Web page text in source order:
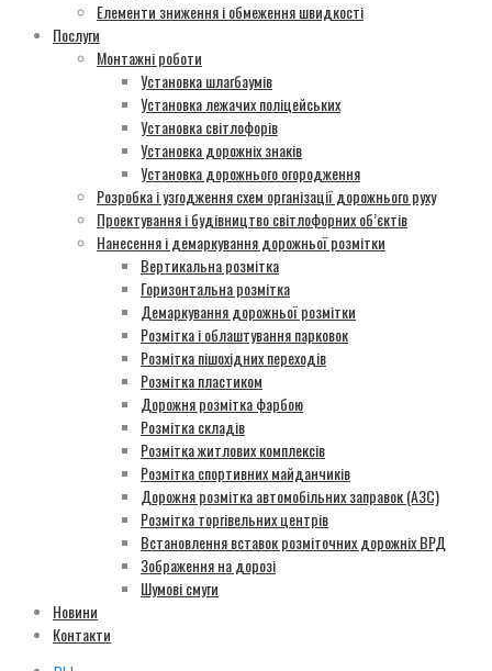
Елементи зниження і обмеження швидкості
Послуги
Монтажні роботи
Установка шлагбаумів
Установка лежачих поліцейських
Установка світлофорів
Установка дорожніх знаків
Установка дорожнього огородження
Розробка і узгодження схем організації дорожнього руху
Проектування і будівництво світлофорних об’єктів
Нанесення і демаркування дорожньої розмітки
Вертикальна розмітка
Горизонтальна розмітка
Демаркування дорожньої розмітки
Розмітка і облаштування парковок
Розмітка пішохідних переходів
Розмітка пластиком
Дорожня розмітка фарбою
Розмітка складів
Розмітка житлових комплексів
Розмітка спортивних майданчиків
Дорожня розмітка автомобільних заправок (АЗС)
Розмітка торгівельних центрів
Встановлення вставок розміточних дорожніх ВРД
Зображення на дорозі
Шумові смуги
Новини
Контакти